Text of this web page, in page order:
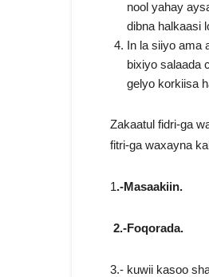
nool yahay
dibna halkaasi
In la siiyo ama
bixiyo salaada
gelyo korkiisa
Zakaatul fidri-ga
fitri-ga waxayna
1.-Masaakiin.
2.-Foqorada.
3.- kuwii kasoo